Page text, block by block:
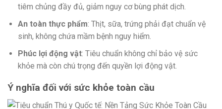
tiêm chủng đầy đủ, giảm nguy cơ bùng phát dịch.
An toàn thực phẩm: Thịt, sữa, trứng phải đạt chuẩn vệ
sinh, không chứa mầm bệnh nguy hiểm.
Phúc lợi động vật: Tiêu chuẩn không chỉ bảo vệ sức
khỏe mà còn chú trọng đến quyền lợi động vật.
Ý nghĩa đối với sức khỏe toàn cầu